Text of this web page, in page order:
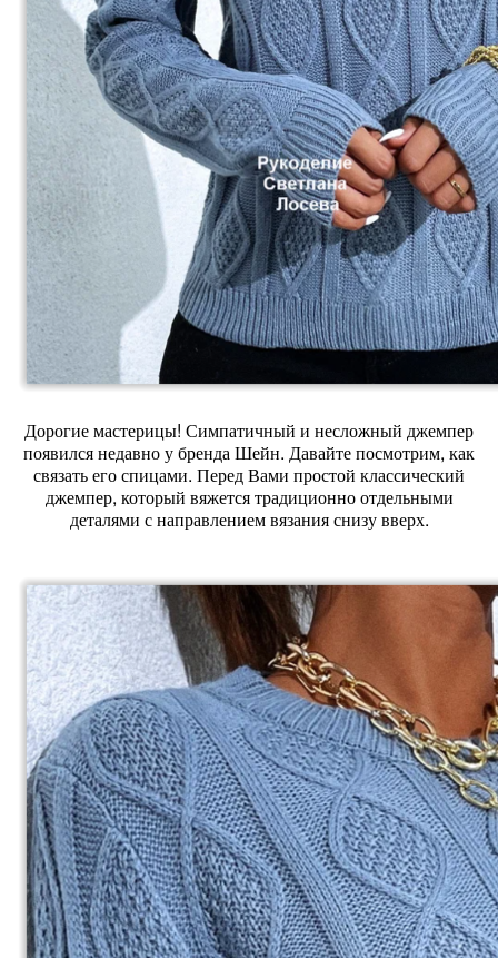
Дорогие мастерицы! Симпатичный и несложный джемпер
появился недавно у бренда Шейн. Давайте посмотрим, как
связать его спицами. Перед Вами простой классический
джемпер, который вяжется традиционно отдельными
деталями с направлением вязания снизу вверх.